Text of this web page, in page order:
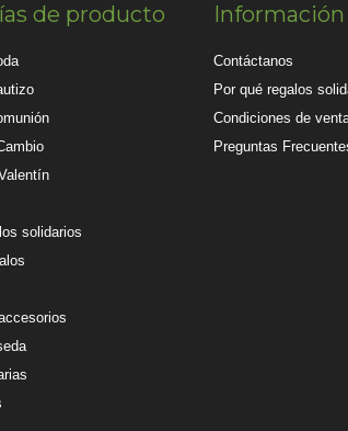
de producto
solidarios
Información
Contáctanos
Por qué regalos
Condiciones de
Preguntas